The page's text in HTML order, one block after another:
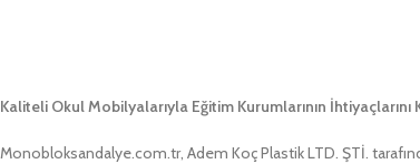
Kaliteli Okul Mobilyalarıyla Eğitim Kurumlarının İhtiyaçlarını
Monobloksandalye.com.tr, Adem Koç Plastik LTD. ŞTİ.